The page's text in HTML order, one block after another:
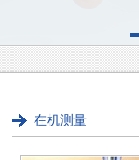
在机测量